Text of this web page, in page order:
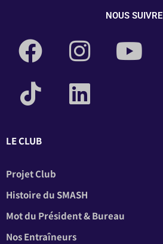
NOUS SUIVRE
LE CLUB
Projet Club
Histoire du SMASH
Mot du Président & Bureau
Nos Entraîneurs